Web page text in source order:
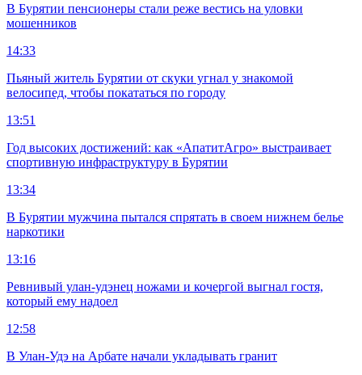
В Бурятии пенсионеры стали реже вестись на уловки
мошенников
14:33
Пьяный житель Бурятии от скуки угнал у знакомой
велосипед, чтобы покататься по городу
13:51
Год высоких достижений: как «АпатитАгро» выстраивает
спортивную инфраструктуру в Бурятии
13:34
В Бурятии мужчина пытался спрятать в своем нижнем белье
наркотики
13:16
Ревнивый улан-удэнец ножами и кочергой выгнал гостя,
который ему надоел
12:58
В Улан-Удэ на Арбате начали укладывать гранит